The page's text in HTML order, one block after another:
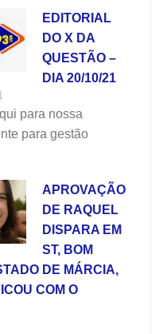
EDITORIAL
DO X DA
QUESTÃO –
DIA 20/10/21
para nossa
para gestão
APROVAÇÃO
DE RAQUEL
DISPARA EM
ST, BOM
DE MÁRCIA,
COM O